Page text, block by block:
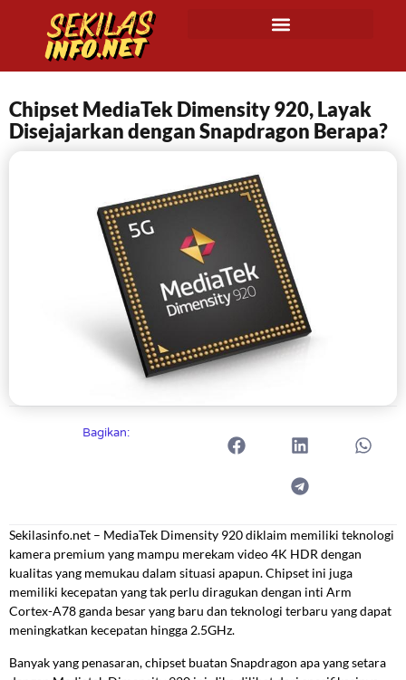
Chipset MediaTek Dimensity 920, Layak
Disejajarkan dengan Snapdragon Berapa?
Bagikan:
Sekilasinfo.net – MediaTek Dimensity 920 diklaim memiliki teknologi
kamera premium yang mampu merekam video 4K HDR dengan
kualitas yang memukau dalam situasi apapun. Chipset ini juga
memiliki kecepatan yang tak perlu diragukan dengan inti Arm
Cortex-A78 ganda besar yang baru dan teknologi terbaru yang dapat
meningkatkan kecepatan hingga 2.5GHz.
Banyak yang penasaran, chipset buatan Snapdragon apa yang setara